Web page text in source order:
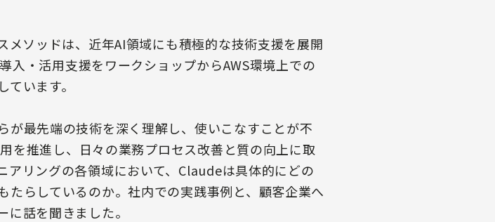
ソッドは、近年AI領域にも積極的な技術支援を展開
入・活用支援をワークショップからAWS環境上での
います。
が最先端の技術を深く理解し、使いこなすことが不
を推進し、日々の業務プロセス改善と質の向上に取
アリングの各領域において、Claudeは具体的にどの
らしているのか。社内での実践事例と、顧客企業へ
話を聞きました。